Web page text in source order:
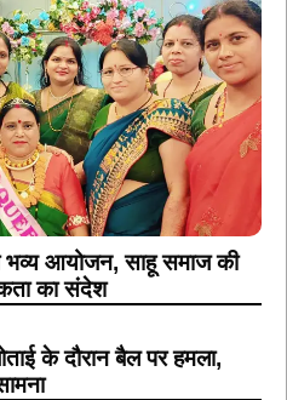
भव्य आयोजन, साहू समाज की
का संदेश
के दौरान बैल पर हमला,